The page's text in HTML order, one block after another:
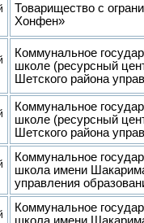
Товарищество с
Хонфен»
Коммунальное
школе (ресурсный
Шетского района
Коммунальное
школе (ресурсный
Шетского района
Коммунальное
школа имени
управления
Коммунальное